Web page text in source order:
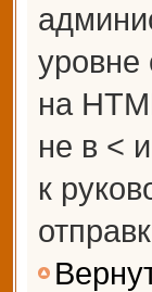
уровне
на
не в <
к